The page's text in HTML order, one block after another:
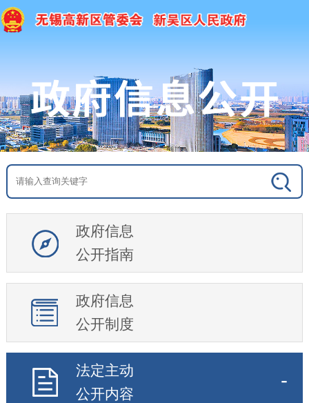
政府信息
公开指南
政府信息
公开制度
法定主动
公开内容